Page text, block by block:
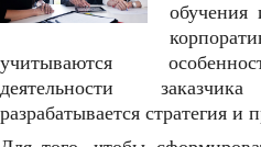
учитываются
деятельности
разрабатывается стратегия и